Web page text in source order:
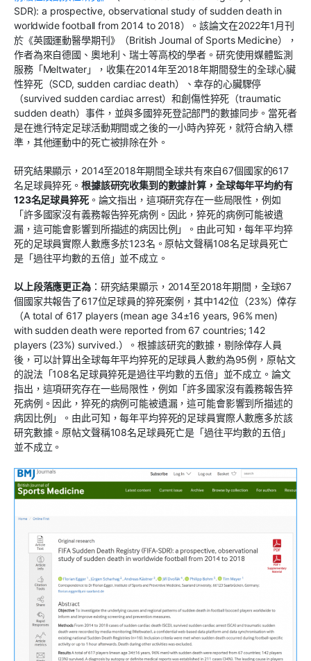
SDR): a prospective, observational study of sudden death in
worldwide football from 2014 to 2018）。該論文在2022年1月刊
於《英國運動醫學期刊》（British Journal of Sports Medicine），
作者為來自德國、奧地利、瑞士等高校的學者。研究使用媒體監測
服務「Meltwater」，收集在2014年至2018年期間發生的全球心臟
性猝死（SCD, sudden cardiac death）、幸存的心臟驟停
（survived sudden cardiac arrest）和創傷性猝死（traumatic
sudden death）事件，並與多國猝死登記部門的數據同步。當死者
是在進行特定足球活動期間或之後的一小時內猝死，就符合納入標
準，其他運動中的死亡被排除在外。
研究結果顯示，2014至2018年期間全球共有來自67個國家的617
名足球員猝死。 根據該研究收集到的數據計算，全球每年平均約有
123名足球員猝死。論文指出，這項研究存在一些局限性，例如
「許多國家沒有義務報告猝死病例。因此，猝死的病例可能被遺
漏，這可能會影響到所描述的病因比例」。由此可知，每年平均猝
死的足球員實際人數應多於123名。原帖文聲稱108名足球員死亡
是「過往平均數的五倍」並不成立。
以上段落應更正為：研究結果顯示，2014至2018年期間，全球67
個國家共報告了617位足球員的猝死案例，其中142位（23%）倖存
（A total of 617 players (mean age 34±16 years, 96% men)
with sudden death were reported from 67 countries; 142
players (23%) survived.）。根據該研究的數據，剔除倖存人員
後，可以計算出全球每年平均猝死的足球員人數約為95例，原帖文
的說法「108名足球員猝死是過往平均數的五倍」並不成立。論文
指出，這項研究存在一些局限性，例如「許多國家沒有義務報告猝
死病例。因此，猝死的病例可能被遺漏，這可能會影響到所描述的
病因比例」。由此可知，每年平均猝死的足球員實際人數應多於該
研究數據。原帖文聲稱108名足球員死亡是「過往平均數的五倍」
並不成立。